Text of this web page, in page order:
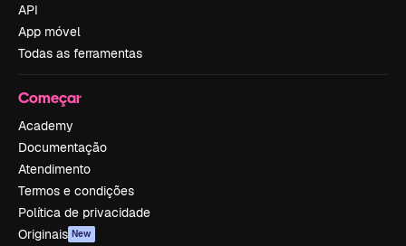
API
App móvel
Todas as ferramentas
Começar
Academy
Documentação
Atendimento
Termos e condições
Política de privacidade
Originais New